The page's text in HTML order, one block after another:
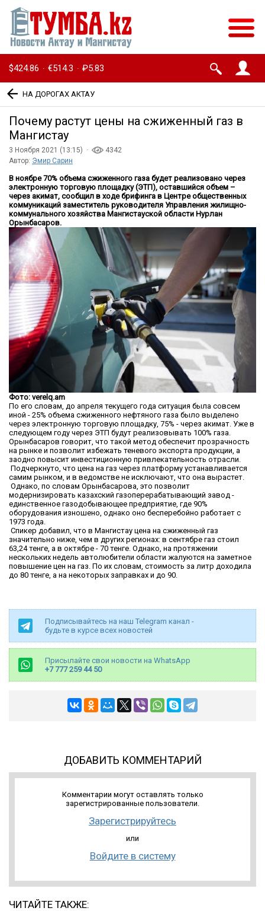
$424.86 · €514.3 · ₽5.83
НА ДОРОГАХ АКТАУ
Почему растут цены на сжиженный газ в
Мангистау
3 Ноября 2021 (13:15) ·
4342
Автор: Эмир Сарин
В ноябре 70% объема сжиженного газа будет реализовано через
электронную торговую площадку (ЭТП), оставшийся объем –
через акимат, сообщил в ходе брифинга в Центре общественных
коммуникаций заместитель руководителя Управления жилищно-
коммунального хозяйства Мангистауской области Нурлан
Орынбасаров.
Фото: verelq.am
По его словам, до апреля текущего года ситуация была совсем
иной - 25% объема сжиженного нефтяного газа было выделено
через электронную торговую площадку, 75% - через акимат. Уже в
следующем году через ЭТП будут реализовывать 100% газа.
Орынбасаров говорит, что такой метод обеспечит прозрачность
на рынке и позволит избежать теневого экспорта продукции, а
заодно повысит инвестиционную привлекательность отрасли.
Подчеркнуто, что цена на газ через платформу устанавливается
самим рынком, и в ведомстве не исключают, что она вырастет.
Однако, по словам Орынбасарова, это позволит
модернизировать казахский газоперерабатывающий завод -
единственное газодобывающее предприятие, где 90%
оборудования изношено, однако оно бесперебойно работает с
1973 года.
Спикер добавил, что в Мангистау цена на сжиженный газ
значительно ниже, чем в других регионах: в сентябре газ стоил
63,24 тенге, а в октябре - 70 тенге. Однако, на протяжении
нескольких недель автолюбители области жалуются на заметное
повышение цен на газ. По их словам, стоимость за литр доходила
до 80 тенге, а на некоторых заправках и до 90.
Подписывайтесь на наш Telegram канал -
будьте в курсе всех новостей
Присылайте свои новости на WhatsApp
+7 777 259 44 50
ДОБАВИТЬ КОММЕНТАРИЙ
Комментарии могут оставлять только
зарегистрированные пользователи.
Зарегистрируйтесь
или
Войдите в систему
ЧИТАЙТЕ ТАКЖЕ: